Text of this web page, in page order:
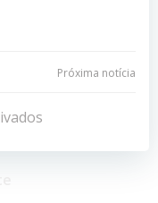
Próxima notícia